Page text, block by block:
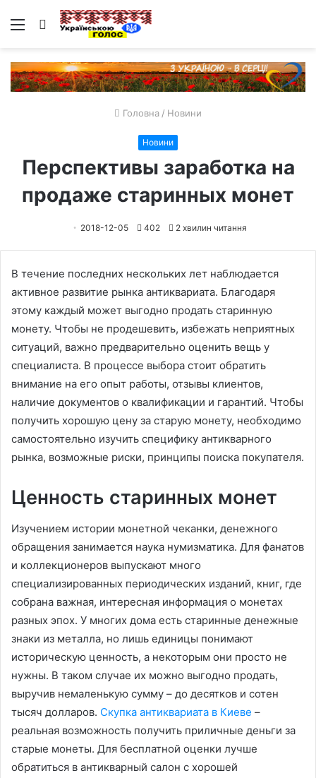
Меню Пошук
Головна / Новини
Новини
Перспективы заработка на
продаже старинных монет
2018-12-05 402 2 хвилин читання
В течение последних нескольких лет наблюдается
активное развитие рынка антиквариата. Благодаря
этому каждый может выгодно продать старинную
монету. Чтобы не продешевить, избежать неприятных
ситуаций, важно предварительно оценить вещь у
специалиста. В процессе выбора стоит обратить
внимание на его опыт работы, отзывы клиентов,
наличие документов о квалификации и гарантий. Чтобы
получить хорошую цену за старую монету, необходимо
самостоятельно изучить специфику антикварного
рынка, возможные риски, принципы поиска покупателя.
Ценность старинных монет
Изучением истории монетной чеканки, денежного
обращения занимается наука нумизматика. Для фанатов
и коллекционеров выпускают много
специализированных периодических изданий, книг, где
собрана важная, интересная информация о монетах
разных эпох. У многих дома есть старинные денежные
знаки из металла, но лишь единицы понимают
историческую ценность, а некоторым они просто не
нужны. В таком случае их можно выгодно продать,
выручив немаленькую сумму – до десятков и сотен
тысяч долларов. Скупка антиквариата в Киеве –
реальная возможность получить приличные деньги за
старые монеты. Для бесплатной оценки лучше
обратиться в антикварный салон с хорошей